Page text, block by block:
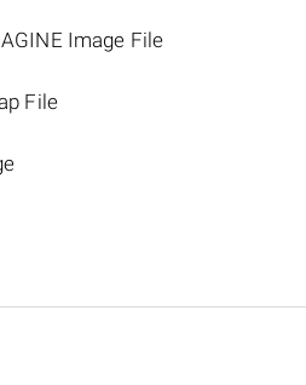
Image File
File